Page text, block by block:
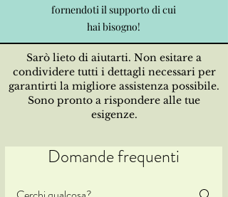
fornendoti il supporto di cui
hai bisogno!
Sarò lieto di aiutarti. Non esitare a
condividere tutti i dettagli necessari per
garantirti la migliore assistenza possibile.
Sono pronto a rispondere alle tue
esigenze.
Domande frequenti